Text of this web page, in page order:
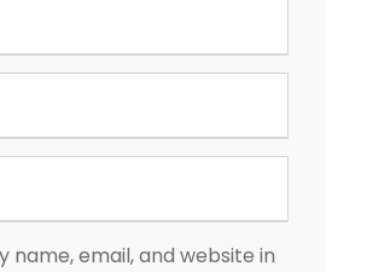
name, email, and website in